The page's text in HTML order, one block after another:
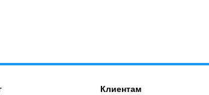
Клиентам